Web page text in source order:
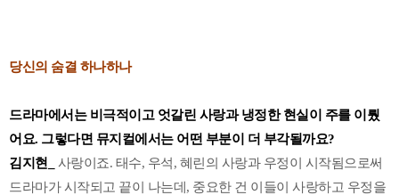
당신의 숨결 하나하나
드라마에서는 비극적이고 엇갈린 사랑과 냉정한 현실이 주를 이뤘
어요. 그렇다면 뮤지컬에서는 어떤 부분이 더 부각될까요?
김지현_
사랑이죠. 태수, 우석, 혜린의 사랑과 우정이 시작됨으로써
드라마가 시작되고 끝이 나는데, 중요한 건 이들이 사랑하고 우정을